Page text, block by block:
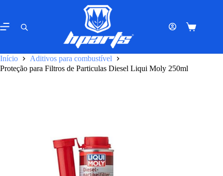
o
conteúdo
Carrinho
Início
Aditivos para combustível
Proteção para Filtros de Particulas Diesel Liqui Moly 250ml